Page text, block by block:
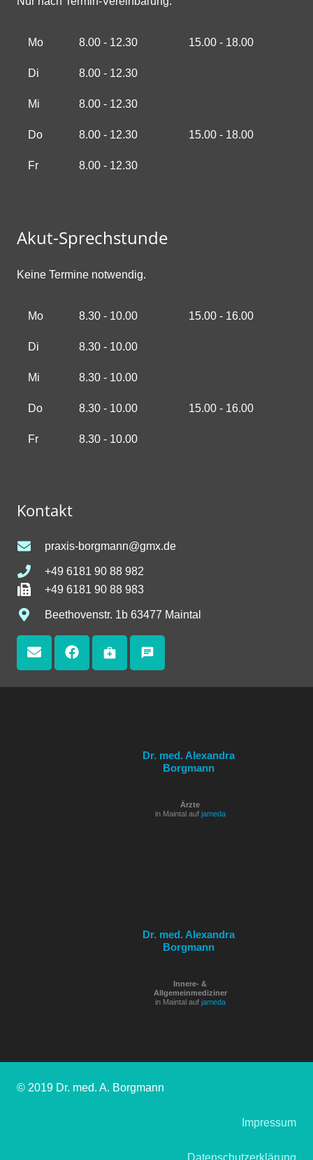
Mo 8.00 - 12.30 15.00 - 18.00
Di 8.00 - 12.30
Mi 8.00 - 12.30
Do 8.00 - 12.30 15.00 - 18.00
Fr 8.00 - 12.30
Akut-Sprechstunde
Keine Termine notwendig.
Mo 8.30 - 10.00 15.00 - 16.00
Di 8.30 - 10.00
Mi 8.30 - 10.00
Do 8.30 - 10.00 15.00 - 16.00
Fr 8.30 - 10.00
Kontakt
praxis-borgmann@gmx.de
+49 6181 90 88 982
+49 6181 90 88 983
Beethovenstr. 1b 63477 Maintal
medical_services chat
Dr. med. Alexandra
Borgmann
Ärzte
in Maintal auf jameda
Dr. med. Alexandra
Borgmann
Innere- &
Allgemeinmediziner
in Maintal auf jameda
© 2019 Dr. med. A. Borgmann
Impressum
Datenschutzerklärung